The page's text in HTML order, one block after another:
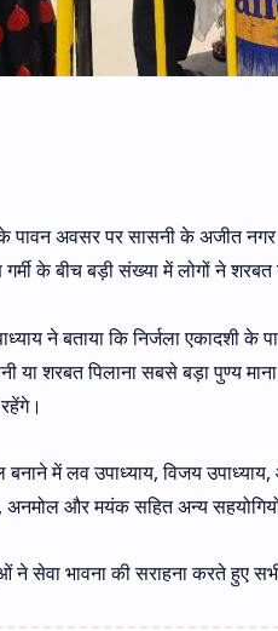
पावन अवसर पर सासनी के अजीत
के बीच बड़ी संख्या में लोगों ने
ने बताया कि निर्जला
या शरबत पिलाना सबसे बड़ा पुण्य
में लव उपाध्याय, विजय उपाध्याय,
अनमोल और मयंक सहित अन्य
ने सेवा भावना की सराहना करते हुए